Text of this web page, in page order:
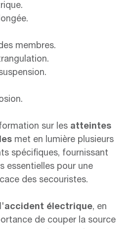
membres.
sur les atteintes
met en lumière plusieurs
spécifiques, fournissant
essentielles pour une
des secouristes.
accident électrique, en
de couper la source